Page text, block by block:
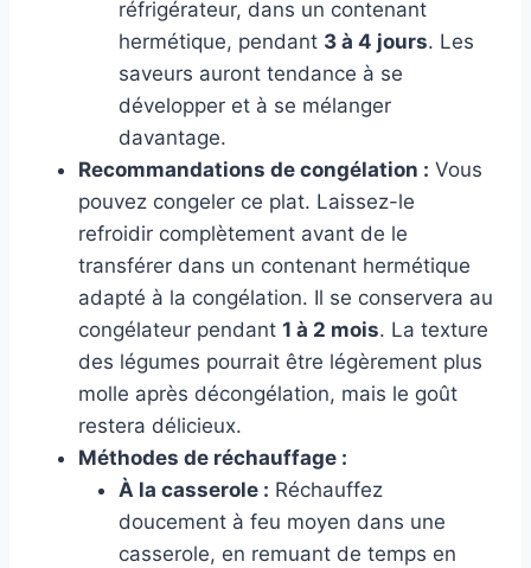
réfrigérateur, dans un contenant
hermétique, pendant 3 à 4 jours. Les
saveurs auront tendance à se
développer et à se mélanger
davantage.
Recommandations de congélation : Vous
pouvez congeler ce plat. Laissez-le
refroidir complètement avant de le
transférer dans un contenant hermétique
adapté à la congélation. Il se conservera au
congélateur pendant 1 à 2 mois. La texture
des légumes pourrait être légèrement plus
molle après décongélation, mais le goût
restera délicieux.
Méthodes de réchauffage :
À la casserole : Réchauffez
doucement à feu moyen dans une
casserole, en remuant de temps en